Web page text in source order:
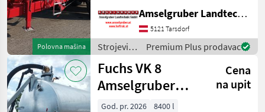
Polovna mašina
und Langlebigkeit
unschlagbar! (Stärkste
Materialstärken + Beste
Materialen und Beste
Komponente
Amselgruber Landtechnik GmbH
5121 Tarsdorf
Strojevi
za
đubrenje,
gnojenje i
navodnjavanje
/ Fuchs
Premium Plus prodavac
Fuchs VK 8
Amselgruber
Edition 1 Achs
Cena
na upit
God. pr. 2026
8400 l